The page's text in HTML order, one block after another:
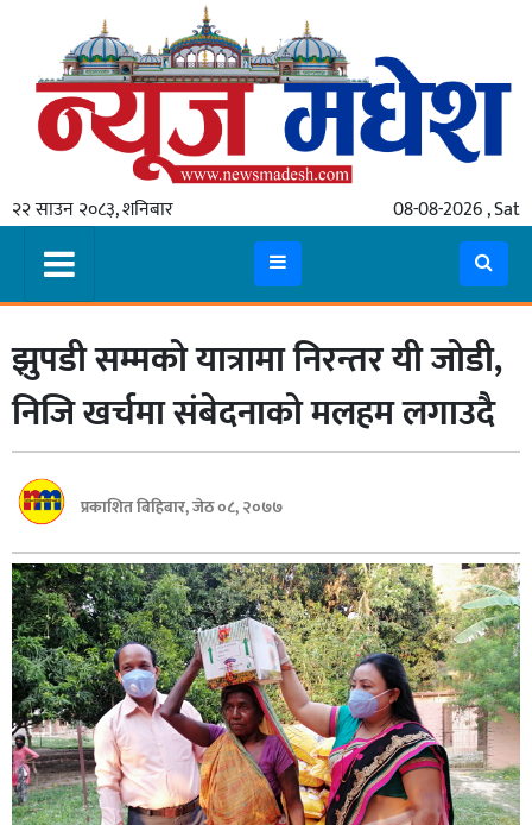
२२ साउन २०८३, शनिबार 08-08-2026 , Sat
गृहपृष्ठ
स्थानीय
प्रदेश
मधेश
प्रदेश
लुम्बिनी
गण्डकी
बागमती
कर्णाली
सुदूरपश्चिम
मधेश
विशेष
राजनीति
प्रमुख
झुपडी सम्मको यात्रामा निरन्तर यी जोडी,
निजि खर्चमा संबेदनाको मलहम लगाउदै
प्रकाशित बिहिबार, जेठ ०८, २०७७